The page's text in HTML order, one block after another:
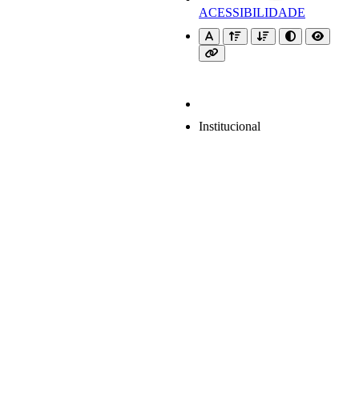
ACESSIBILIDADE
Institucional